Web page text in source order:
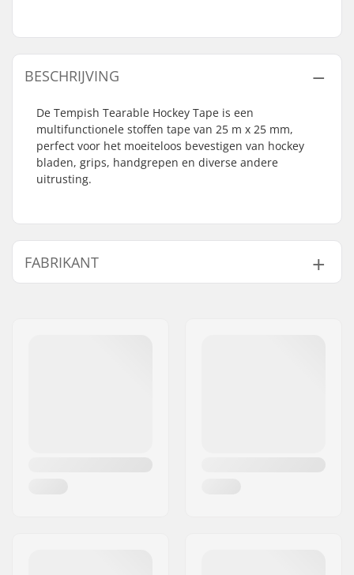
BESCHRIJVING
De Tempish Tearable Hockey Tape is een
multifunctionele stoffen tape van 25 m x 25 mm,
perfect voor het moeiteloos bevestigen van hockey
bladen, grips, handgrepen en diverse andere
uitrusting.
FABRIKANT